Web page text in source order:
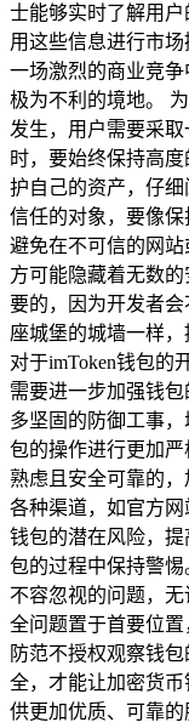
士能够实时了解用
用这些信息进行市
一场激烈的商业竞
极为不利的境地。
发生，用户需要采
时，要始终保持高
护自己的资产，仔
信任的对象，要像保
避免在不可信的网
方可能隐藏着无数
要的，因为开发者
座城堡的城墙一样，
对于imToken钱包的
需要进一步加强钱
多坚固的防御工事
包的操作进行更加
熟虑且安全可靠的
各种渠道，如官方
钱包的潜在风险，
包的过程中保持警惕
不容忽视的问题，
全问题置于首要位
防范不授权观察钱
全，才能让加密货
供更加优质、可靠